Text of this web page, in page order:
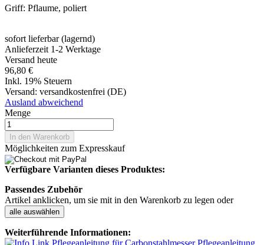
Griff: Pflaume, poliert
sofort lieferbar (lagernd)
Anlieferzeit 1-2 Werktage
Versand heute
96,80 €
Inkl. 19% Steuern
Versand: versandkostenfrei (DE)
Ausland abweichend
Menge
In den Warenkorb
Möglichkeiten zum Expresskauf
Verfügbare Varianten dieses Produktes:
Passendes Zubehör
Artikel anklicken, um sie mit in den Warenkorb zu legen oder
alle auswählen
Weiterführende Informationen:
Pflegeanleitung